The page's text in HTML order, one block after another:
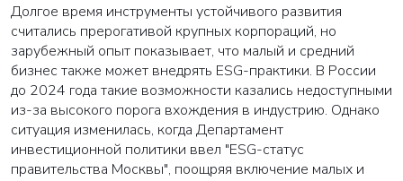
Долгое время инструменты устойчивого развития
считались прерогативой крупных корпораций, но
зарубежный опыт показывает, что малый и средний
бизнес также может внедрять ESG-практики. В России
до 2024 года такие возможности казались недоступными
из-за высокого порога вхождения в индустрию. Однако
ситуация изменилась, когда Департамент
инвестиционной политики ввел "ESG-статус
правительства Москвы", поощряя включение малых и